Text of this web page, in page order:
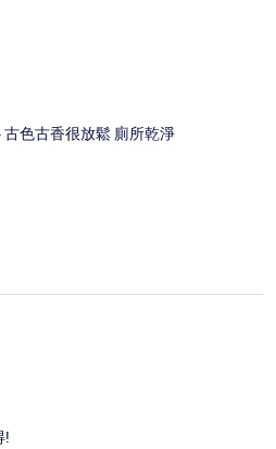
色古香很放鬆 廁所乾淨
!